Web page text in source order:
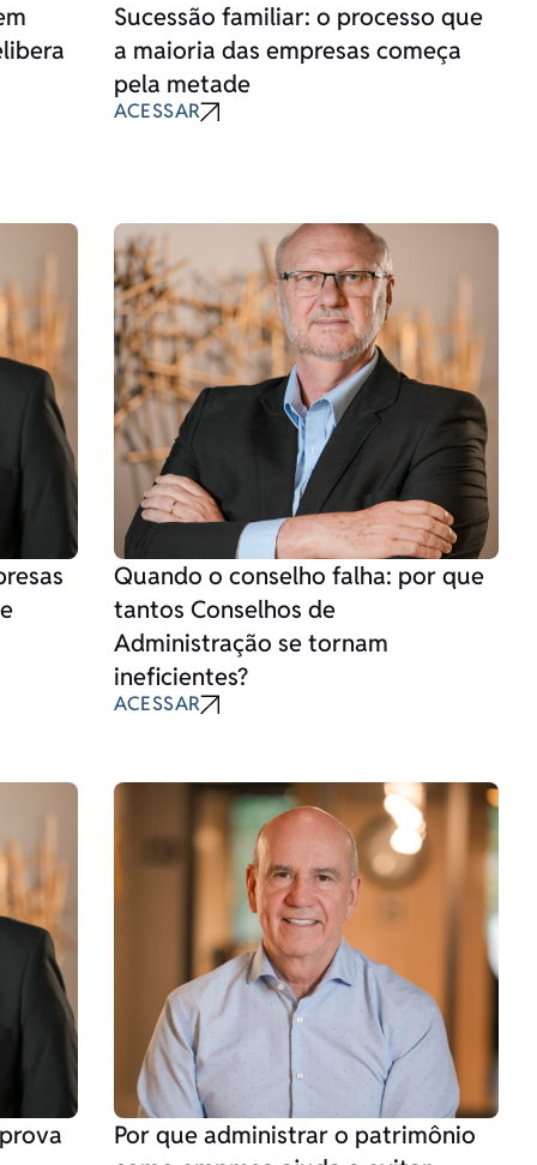
Sucessão familiar: o processo que
a maioria das empresas começa
pela metade
ACESSAR
Quando o conselho falha: por que
tantos Conselhos de
Administração se tornam
ineficientes?
ACESSAR
Por que administrar o patrimônio